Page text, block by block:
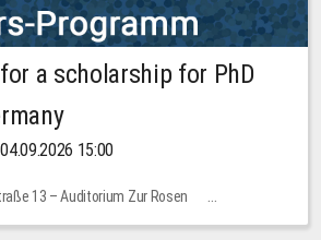
a scholarship for PhD
15:00
13 – Auditorium Zur Rosen